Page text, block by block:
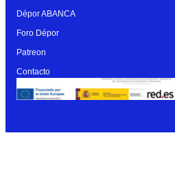
Dépor ABANCA
Foro Dépor
Patreon
Contacto